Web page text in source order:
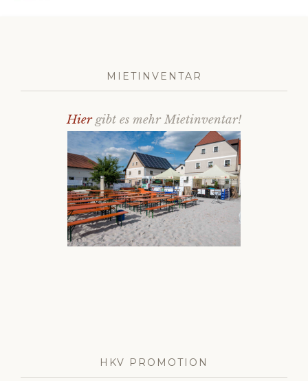
MIETINVENTAR
Hiergibt es mehr Mietinventar!
HKV PROMOTION